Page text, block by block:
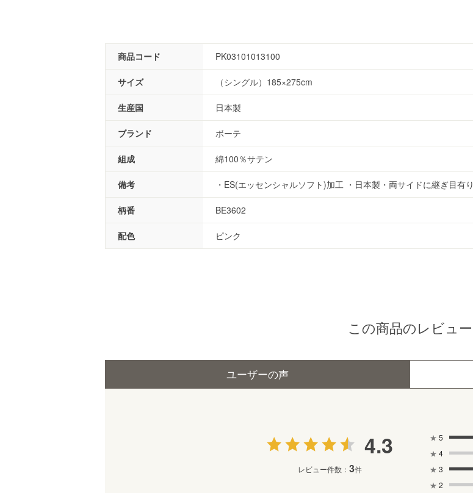
商品コード PK03101013100
サイズ （シングル）185×275cm
生産国 日本製
ブランド ボーテ
組成 綿100％サテン
備考 ・ES(エッセンシャルソフト)加工 ・日本製・両サイドに継ぎ目有り
柄番 BE3602
配色 ピンク
この商品のレビュー
ユーザーの声
4.3
レビュー件数： 3件
★ 5
★ 4
★ 3
★ 2